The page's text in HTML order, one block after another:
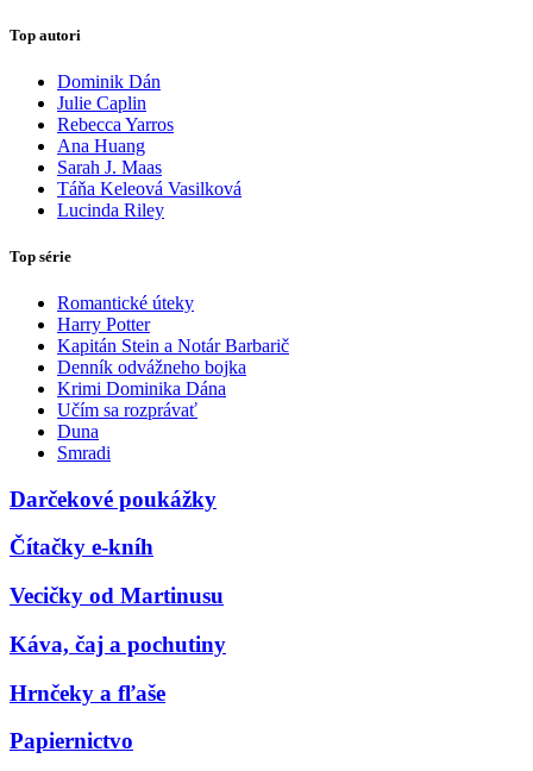
Top autori
Dominik Dán
Julie Caplin
Rebecca Yarros
Ana Huang
Sarah J. Maas
Táňa Keleová Vasilková
Lucinda Riley
Top série
Romantické úteky
Harry Potter
Kapitán Stein a Notár Barbarič
Denník odvážneho bojka
Krimi Dominika Dána
Učím sa rozprávať
Duna
Smradi
Darčekové poukážky
Čítačky e-kníh
Vecičky od Martinusu
Káva, čaj a pochutiny
Hrnčeky a fľaše
Papiernictvo